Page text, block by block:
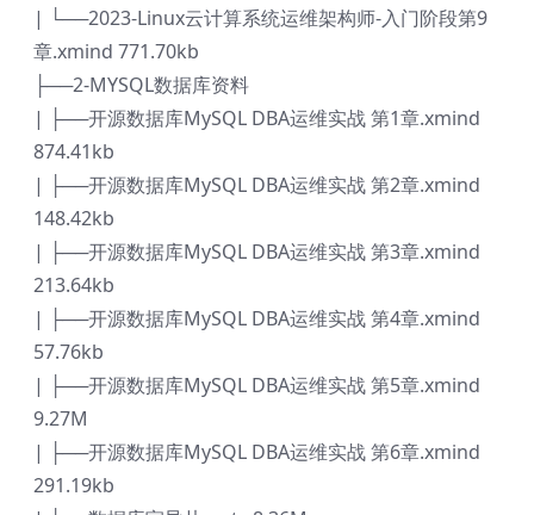
| └──2023-Linux云计算系统运维架构师-入门阶段第9
章.xmind 771.70kb
├──2-MYSQL数据库资料
| ├──开源数据库MySQL DBA运维实战 第1章.xmind
874.41kb
| ├──开源数据库MySQL DBA运维实战 第2章.xmind
148.42kb
| ├──开源数据库MySQL DBA运维实战 第3章.xmind
213.64kb
| ├──开源数据库MySQL DBA运维实战 第4章.xmind
57.76kb
| ├──开源数据库MySQL DBA运维实战 第5章.xmind
9.27M
| ├──开源数据库MySQL DBA运维实战 第6章.xmind
291.19kb